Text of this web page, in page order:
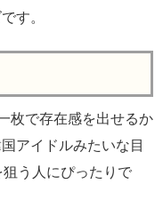
す。
枚で存在感を出せるか
アイドルみたいな目
う人にぴったりで